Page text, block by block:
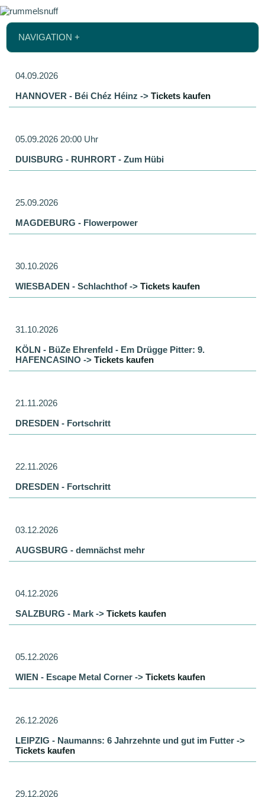
NAVIGATION +
04.09.2026
HANNOVER - Béi Chéz Héinz -> Tickets kaufen
05.09.2026 20:00 Uhr
DUISBURG - RUHRORT - Zum Hübi
25.09.2026
MAGDEBURG - Flowerpower
30.10.2026
WIESBADEN - Schlachthof -> Tickets kaufen
31.10.2026
KÖLN - BüZe Ehrenfeld - Em Drügge Pitter: 9.
HAFENCASINO -> Tickets kaufen
21.11.2026
DRESDEN - Fortschritt
22.11.2026
DRESDEN - Fortschritt
03.12.2026
AUGSBURG - demnächst mehr
04.12.2026
SALZBURG - Mark -> Tickets kaufen
05.12.2026
WIEN - Escape Metal Corner -> Tickets kaufen
26.12.2026
LEIPZIG - Naumanns: 6 Jahrzehnte und gut im Futter ->
Tickets kaufen
29.12.2026